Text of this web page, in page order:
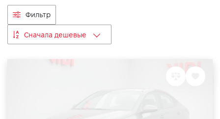
Фильтр
Сначала дешевые
Контакты
Підпишись на наш канал та слідкуй за